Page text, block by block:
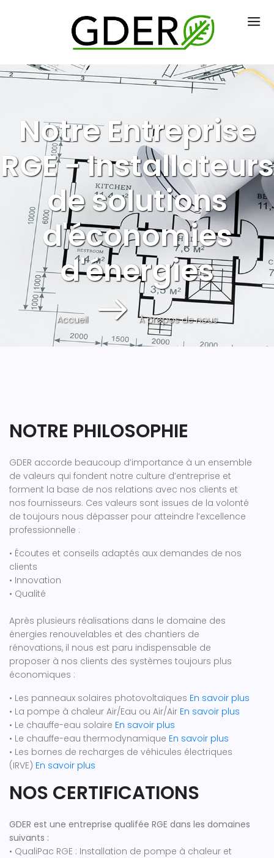
Notre Entreprise
RGE - Installateurs
de solutions
d'économies
d'énergies
Accueil À propos de nous
NOTRE PHILOSOPHIE
GDER accorde beaucoup d’importance à un ensemble
de valeurs qui fondent notre culture d’entreprise et
forment la base de nos relations avec nos clients et
nos fournisseurs. Ces valeurs sont issues de la volonté
de toujours nous dépasser pour atteindre l’excellence
professionnelle :
• Écoutes et conseils adaptés aux demandes de nos
clients
• Innovation
• Qualité
Après plusieurs réalisations dans le domaine des
énergies renouvelables et des chantiers de
rénovations, il nous est paru indispensable de
proposer à nos clients des systèmes toujours plus
économiques :
• Les panneaux solaires photovoltaïques En savoir plus
• La pompe à chaleur Air/Eau ou Air/Air En savoir plus
• Le chauffe-eau solaire En savoir plus
• Le chauffe-eau thermodynamique En savoir plus
• Les bornes de recharges de véhicules électriques
(IRVE) En savoir plus
NOS CERTIFICATIONS
GDER est une entreprise qualifée RGE dans les domaines
suivants :
• QualiPac RGE : Installation de pompe à chaleur et